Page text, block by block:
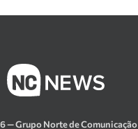
— Grupo Norte de Comunicação